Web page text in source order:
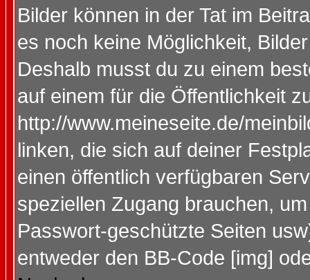
Bilder können in der Tat im
es noch keine Möglichkeit,
Deshalb musst du zu einem
auf einem für die Öffentlichkeit
http://www.meineseite.de/
linken, die sich auf deiner
einen öffentlich verfügbaren
speziellen Zugang brauchen,
Passwort-geschützte Seiten
entweder den BB-Code [img]